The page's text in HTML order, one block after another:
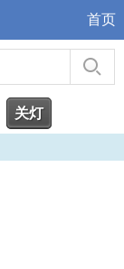
首页
关灯